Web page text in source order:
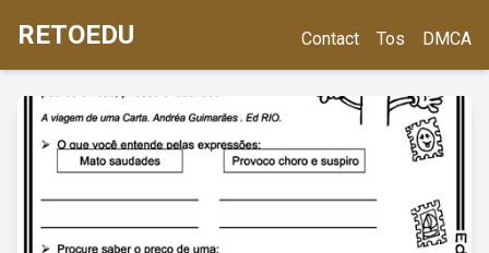
RETOEDU Contact Tos DMCA